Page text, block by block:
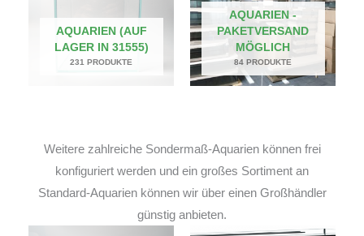
AQUARIEN (AUF
LAGER IN 31555)
231 PRODUKTE
AQUARIEN -
PAKETVERSAND
MÖGLICH
84 PRODUKTE
Weitere zahlreiche Sondermaß-Aquarien können frei
konfiguriert werden und ein großes Sortiment an
Standard-Aquarien können wir über einen Großhändler
günstig anbieten.